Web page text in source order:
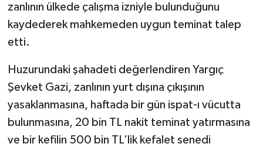
zanlının ülkede çalışma izniyle bulunduğunu
kaydederek mahkemeden uygun teminat talep
etti.
Huzurundaki şahadeti değerlendiren Yargıç
Şevket Gazi, zanlının yurt dışına çıkışının
yasaklanmasına, haftada bir gün ispat-ı vücutta
bulunmasına, 20 bin TL nakit teminat yatırmasına
ve bir kefilin 500 bin TL’lik kefalet senedi